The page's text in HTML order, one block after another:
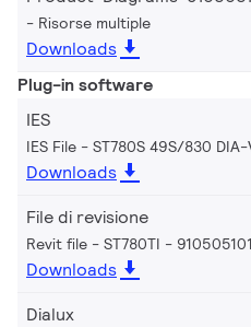
Risorse multiple
Downloads
Plug-in software
IES
IES File - ST780S 49S/830 DIA-
Downloads
File di revisione
Revit file - ST780TI -
Downloads
Dialux